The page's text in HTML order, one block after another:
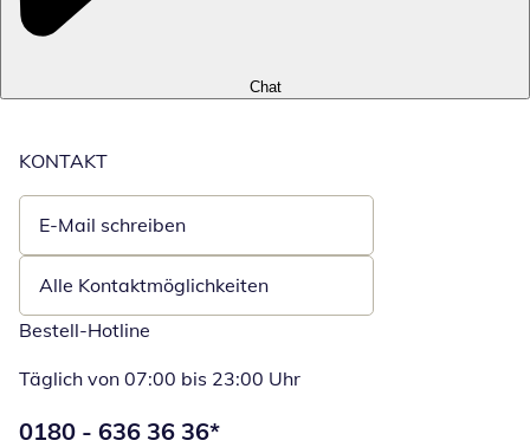
Chat
KONTAKT
E-Mail schreiben
Öffnet E-Mail-Client
Alle Kontaktmöglichkeiten
Bestell-Hotline
Täglich von 07:00 bis 23:00 Uhr
Telefonnummer:
0180 - 636 36 36*